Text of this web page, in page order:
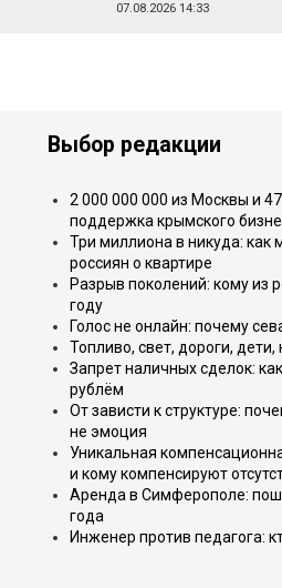
07.08.2026 14:33
Выбор редакции
2 000 000 000 из Москвы и
поддержка крымского
Три миллиона в никуда:
россиян о квартире
Разрыв поколений: кому из
году
Голос не онлайн: почему
Топливо, свет, дороги,
Запрет наличных сделок:
рублём
От зависти к структуре:
не эмоция
Уникальная
и кому компенсируют
Аренда в Симферополе:
года
Инженер против педагога: